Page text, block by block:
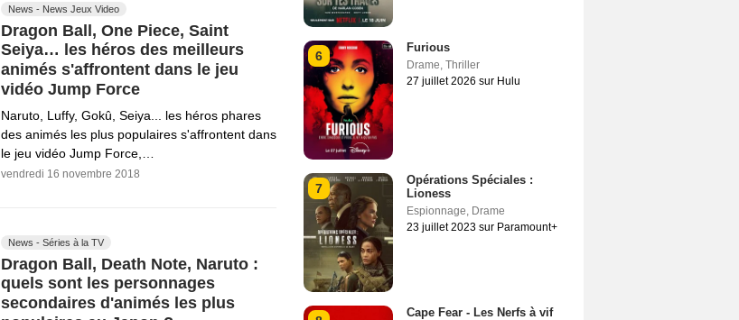
News - News Jeux Video
Dragon Ball, One Piece, Saint
Seiya… les héros des meilleurs
animés s'affrontent dans le jeu
vidéo Jump Force
Naruto, Luffy, Gokû, Seiya... les héros phares
des animés les plus populaires s'affrontent dans
le jeu vidéo Jump Force,…
vendredi 16 novembre 2018
News - Séries à la TV
Dragon Ball, Death Note, Naruto :
quels sont les personnages
secondaires d'animés les plus
6
Furious
Drame, Thriller
27 juillet 2026 sur Hulu
7
Opérations Spéciales :
Lioness
Espionnage, Drame
23 juillet 2023 sur Paramount+
Cape Fear - Les Nerfs à vif